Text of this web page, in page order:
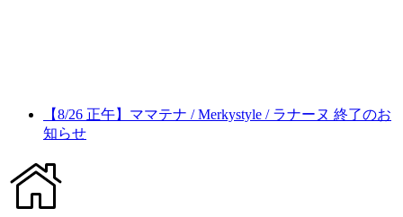
【8/26 正午】ママテナ / Merkystyle / ラナーヌ 終了のお
知らせ